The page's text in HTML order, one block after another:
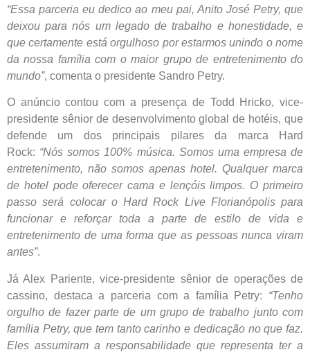
“Essa parceria eu dedico ao meu pai, Anito José Petry, que
deixou para nós um legado de trabalho e honestidade, e
que certamente está orgulhoso por estarmos unindo o nome
da nossa família com o maior grupo de entretenimento do
mundo”, comenta o presidente Sandro Petry.
O anúncio contou com a presença de Todd Hricko, vice-
presidente sênior de desenvolvimento global de hotéis, que
defende um dos principais pilares da marca Hard
Rock: “Nós somos 100% música. Somos uma empresa de
entretenimento, não somos apenas hotel. Qualquer marca
de hotel pode oferecer cama e lençóis limpos. O primeiro
passo será colocar o Hard Rock Live Florianópolis para
funcionar e reforçar toda a parte de estilo de vida e
entretenimento de uma forma que as pessoas nunca viram
antes”.
Já Alex Pariente, vice-presidente sênior de operações de
cassino, destaca a parceria com a família Petry: “Tenho
orgulho de fazer parte de um grupo de trabalho junto com
família Petry, que tem tanto carinho e dedicação no que faz.
Eles assumiram a responsabilidade que representa ter a